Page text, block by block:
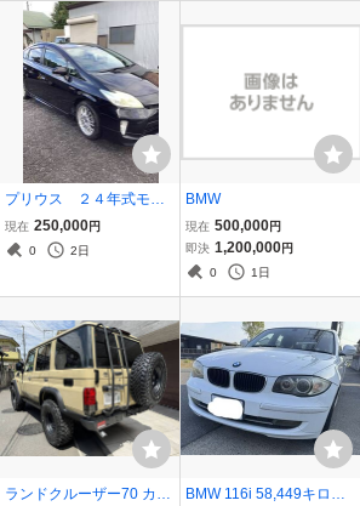
プリウス ２４年式モデ
リスタ エアロ 車検令
和９年１０月 すべて込
み ２５万うりきり 乗
現在 250,000円
0
2日
BMW
現在 500,000円
即決 1,200,000円
0
1日
ランドクルーザー70 カス
BMW 116i 58,449キロ